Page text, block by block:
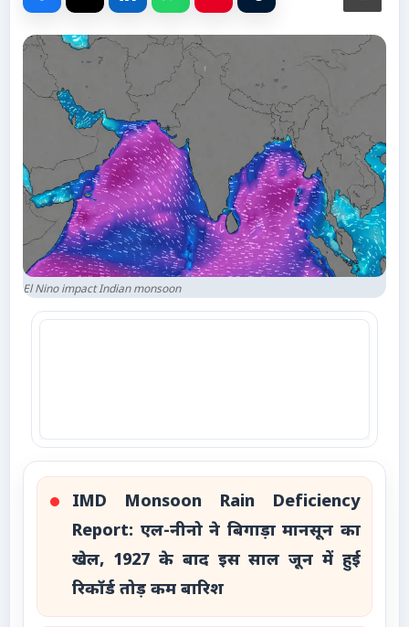
Videos
Contacts
El Nino impact Indian monsoon
IMD Monsoon Rain Deficiency
Report: एल-नीनो ने बिगाड़ा मानसून का
खेल, 1927 के बाद इस साल जून में हुई
रिकॉर्ड तोड़ कम बारिश